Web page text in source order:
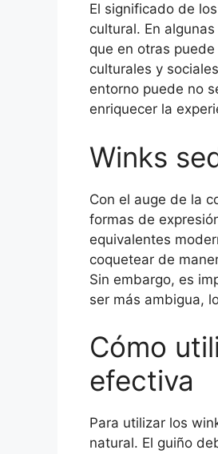
El significado de
cultural. En
que en otras
culturales y
entorno puede no
enriquecer la
Winks
Con el auge de la
formas de
equivalentes
coquetear de
Sin embargo, es
ser más ambigua,
Cómo
efectiva
Para utilizar los
natural. El guiño